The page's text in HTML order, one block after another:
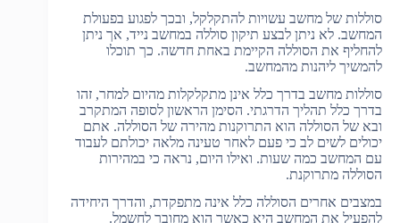
סוללות של מחשב עשויות להתקלקל, ובכך לפגוע בפעולת
המחשב. לא ניתן לבצע תיקון סוללה במחשב נייד, אך ניתן
להחליף את הסוללה הקיימת באחת חדשה. כך תוכלו
להמשיך ליהנות מהמחשב.
סוללות מחשב בדרך כלל אינן מתקלקלות מהיום למחר, זהו
בדרך כלל תהליך הדרגתי. הסימן הראשון לסופה המתקרב
ובא של הסוללה הוא התרוקנות מהירה של הסוללה. אתם
יכולים לשים לב כי פעם לאחר טעינה מלאה יכולתם לעבוד
עם המחשב כמה שעות. ואילו היום, נראה כי במהירות
הסוללה מתרוקנת.
במצבים אחרים הסוללה כלל אינה מתפקדת, והדרך היחידה
להפעיל את המחשב היא כאשר הוא מחובר לחשמל.